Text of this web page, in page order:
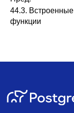
44.3. Встроенные
функции